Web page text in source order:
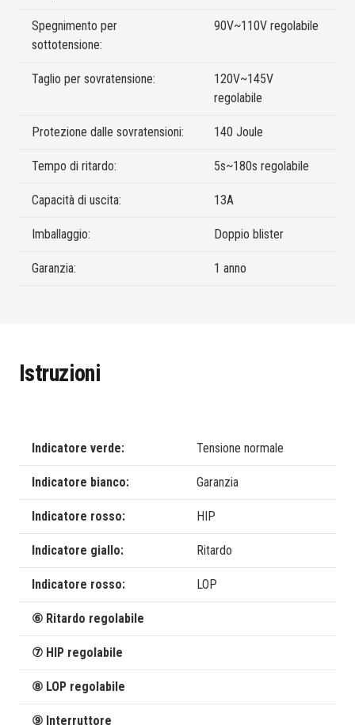
Spegnimento per
sottotensione:
90V~110V regolabile
Taglio per sovratensione:
120V~145V
regolabile
Protezione dalle sovratensioni: 140 Joule
Tempo di ritardo: 5s~180s regolabile
Capacità di uscita: 13A
Imballaggio: Doppio blister
Garanzia: 1 anno
Istruzioni
Indicatore verde: Tensione normale
Indicatore bianco: Garanzia
Indicatore rosso: HIP
Indicatore giallo: Ritardo
Indicatore rosso: LOP
⑥ Ritardo regolabile
⑦ HIP regolabile
⑧ LOP regolabile
⑨ Interruttore